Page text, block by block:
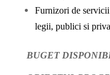
Furnizori de
legii, publici si
BUGET